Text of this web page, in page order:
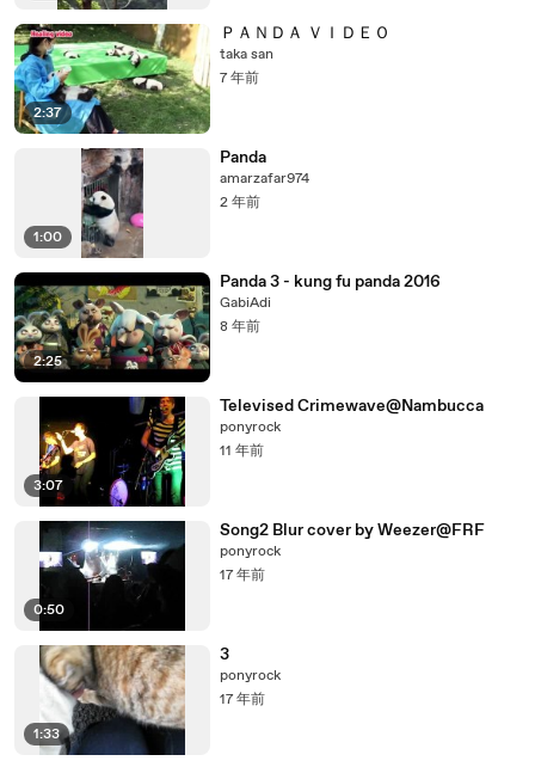
2:37
ＰＡＮＤＡ ＶＩＤＥＯ
taka san
7 年前
1:00
Panda
amarzafar974
2 年前
2:25
Panda 3 - kung fu panda 2016
GabiAdi
8 年前
3:07
Televised Crimewave@Nambucca
ponyrock
11 年前
0:50
Song2 Blur cover by Weezer@FRF
ponyrock
17 年前
1:33
3
ponyrock
17 年前